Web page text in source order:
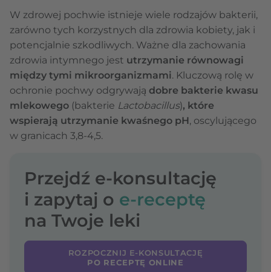
W zdrowej pochwie istnieje wiele rodzajów bakterii,
zarówno tych korzystnych dla zdrowia kobiety, jak i
potencjalnie szkodliwych. Ważne dla zachowania
zdrowia intymnego jest utrzymanie równowagi
między tymi mikroorganizmami. Kluczową rolę w
ochronie pochwy odgrywają dobre bakterie kwasu
mlekowego (bakterie Lactobacillus), które
wspierają utrzymanie kwaśnego pH, oscylującego
w granicach 3,8-4,5.
Przejdź e-konsultację
i zapytaj o e-receptę
na Twoje leki
ROZPOCZNIJ E-KONSULTACJĘ
PO RECEPTĘ ONLINE